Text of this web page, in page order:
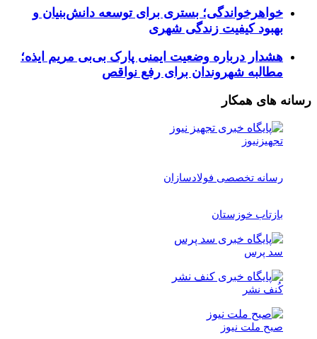
خواهرخواندگی؛ بستری برای توسعه دانش‌بنیان و
بهبود کیفیت زندگی شهری
هشدار درباره وضعیت ایمنی پارک بی‌بی مریم ایذه؛
مطالبه شهروندان برای رفع نواقص
رسانه های همکار
تجهیزنیوز
رسانه تخصصی فولادسازان
بازتاب خوزستان
سد پرس
کُنف نشر
صبح ملت نیوز